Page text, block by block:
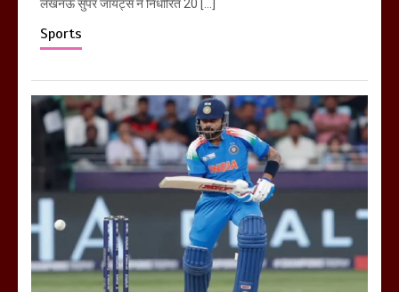
लखनऊ सुपर जायंट्स ने निर्धारित 20 […]
Sports